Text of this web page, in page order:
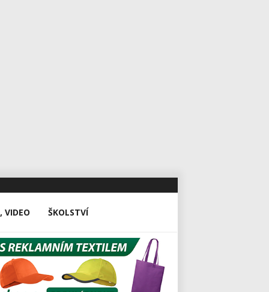
VIDEO ŠKOLSTVÍ